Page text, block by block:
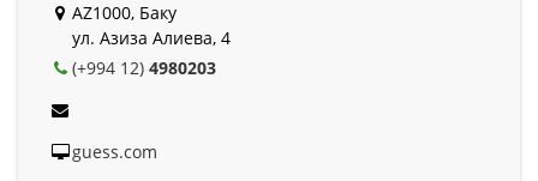
AZ1000, Баку
ул. Азиза Алиева, 4
(+994 12) 4980203
guess.com